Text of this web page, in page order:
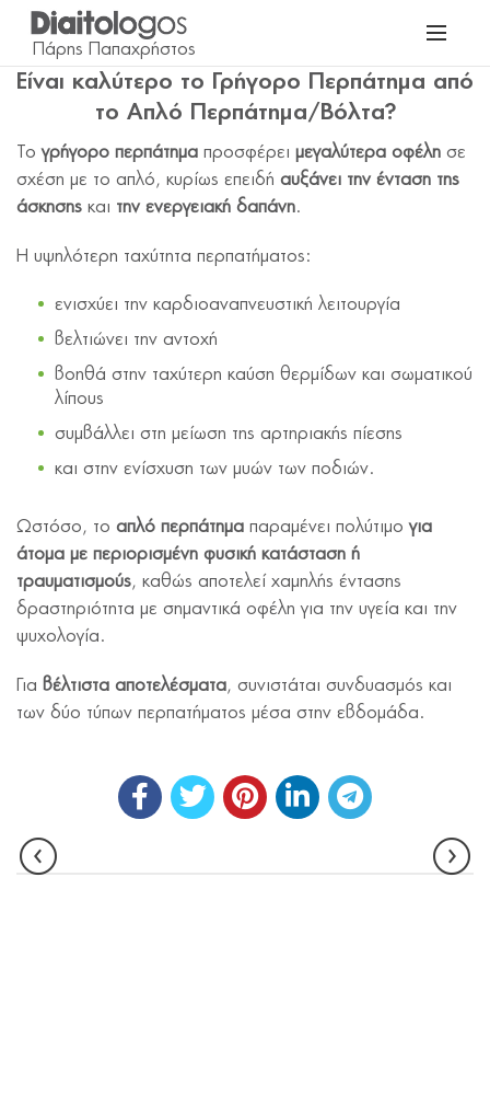
Είναι καλύτερο το Γρήγορο Περπάτημα από
το Απλό Περπάτημα/Βόλτα?
Τογρήγορο περπάτημα προσφέρει μεγαλύτερα οφέλη σε
σχέση με το απλό, κυρίως επειδή αυξάνει την ένταση της
άσκησης και την ενεργειακή δαπάνη.
Η υψηλότερη ταχύτητα περπατήματος:
ενισχύει την καρδιοαναπνευστική λειτουργία
βελτιώνει την αντοχή
βοηθά στην ταχύτερη καύση θερμίδων και σωματικού
λίπους
συμβάλλει στη μείωση της αρτηριακής πίεσης
και στην ενίσχυση των μυών των ποδιών.
Ωστόσο, το απλό περπάτημα παραμένει πολύτιμογια
άτομα με περιορισμένη φυσική κατάσταση ή
τραυματισμούς, καθώς αποτελεί χαμηλής έντασης
δραστηριότητα με σημαντικά οφέλη για την υγεία και την
ψυχολογία.
Για βέλτιστα αποτελέσματα, συνιστάται συνδυασμός και
των δύο τύπων περπατήματος μέσα στην εβδομάδα.